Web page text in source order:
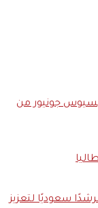
جونيور من
محتوى ومرشدًا سعوديًا لتعزيز